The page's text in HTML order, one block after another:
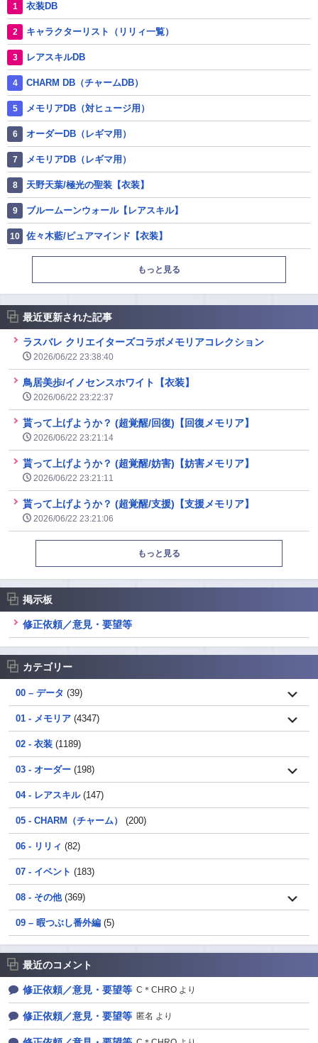
衣装DB
キャラクターリスト（リリィ一覧）
レアスキルDB
CHARM DB（チャームDB）
メモリアDB（対ヒュージ用）
オーダーDB（レギマ用）
メモリアDB（レギマ用）
天野天葉/極光の聖装【衣装】
ブルームーンウォール【レアスキル】
佐々木藍/ピュアマインド【衣装】
もっと見る
最近更新された記事
ラスバレ クリエイターズコラボメモリアコレクション
2026/06/22 23:38:40
鳥居美歩/イノセンスホワイト【衣装】
2026/06/22 23:22:37
貰って上げようか？ (超覚醒/回復)【回復メモリア】
2026/06/22 23:21:14
貰って上げようか？ (超覚醒/妨害)【妨害メモリア】
2026/06/22 23:21:11
貰って上げようか？ (超覚醒/支援)【支援メモリア】
2026/06/22 23:21:06
もっと見る
掲示板
修正依頼／意見・要望等
カテゴリー
00 – データ (39)
01 - メモリア (4347)
02 - 衣装 (1189)
03 - オーダー (198)
04 - レアスキル(147)
05 - CHARM（チャーム） (200)
06 - リリィ (82)
07 - イベント (183)
08 - その他(369)
09 – 暇つぶし番外編 (5)
最近のコメント
修正依頼／意見・要望等 C＊CHRO より
修正依頼／意見・要望等 匿名 より